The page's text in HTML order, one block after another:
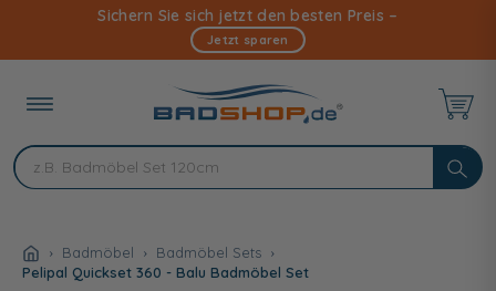
Inhalt
Sichern Sie sich jetzt den besten Preis –
Jetzt sparen
Badmöbel
Badmöbel Sets
Pelipal Quickset 360 - Balu Badmöbel Set